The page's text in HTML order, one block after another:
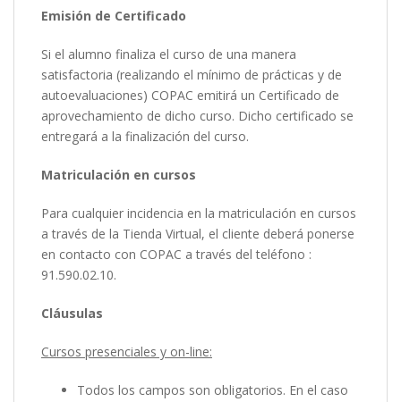
Emisión de Certificado
Si el alumno finaliza el curso de una manera
satisfactoria (realizando el mínimo de prácticas y de
autoevaluaciones) COPAC emitirá un Certificado de
aprovechamiento de dicho curso. Dicho certificado se
entregará a la finalización del curso.
Matriculación en cursos
Para cualquier incidencia en la matriculación en cursos
a través de la Tienda Virtual, el cliente deberá ponerse
en contacto con COPAC a través del teléfono :
91.590.02.10.
Cláusulas
Cursos presenciales y on-line:
Todos los campos son obligatorios. En el caso